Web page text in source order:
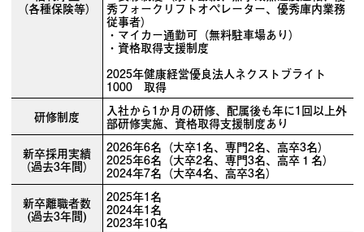
（各種保険等） 秀フォークリフトオペレーター、優秀庫内業務
従事者）
・マイカー通勤可（無料駐車場あり）
・資格取得支援制度
2025年健康経営優良法人ネクストブライト
1000 取得
研修制度
入社から1か月の研修、配属後も年に1回以上外
部研修実施、資格取得支援制度あり
新卒採用実績
（過去3年間）
2026年6名（大卒1名、専門2名、高卒3名）
2025年6名（大卒2名、専門3名、高卒１名）
2024年7名（大卒4名、高卒3名）
新卒離職者数
(過去3年間)
2025年1名
2024年1名
2023年10名